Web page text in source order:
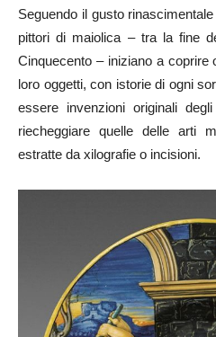
Seguendo il gusto
pittori di maiolica – tra la fine
Cinquecento – iniziano a coprire
loro oggetti, con istorie di ogni
essere invenzioni originali
riecheggiare quelle delle arti
estratte da xilografie o incisioni.